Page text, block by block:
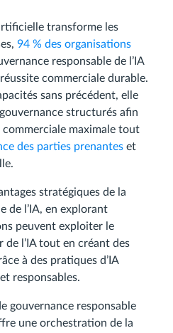
transforme les
94 % des organisations
responsable de l’IA
commerciale durable.
sans précédent, elle
structurés afin
maximale tout
des parties prenantes et
stratégiques de la
de l’IA, en explorant
peuvent exploiter le
l’IA tout en créant des
à des pratiques d’IA
responsables.
gouvernance responsable
une orchestration de la